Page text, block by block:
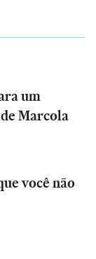
um
Marcola
você não